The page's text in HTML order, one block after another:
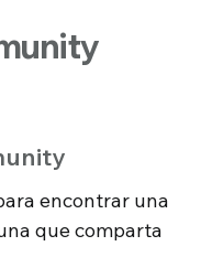
encontrar una
que comparta